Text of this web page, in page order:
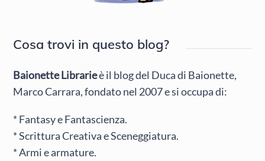
Cosa trovi in questo blog?
Baionette Librarieè il blog del Duca di Baionette,
Marco Carrara, fondato nel 2007 e si occupa di:
* Fantasy e Fantascienza.
* Scrittura Creativa e Sceneggiatura.
* Armi e armature.